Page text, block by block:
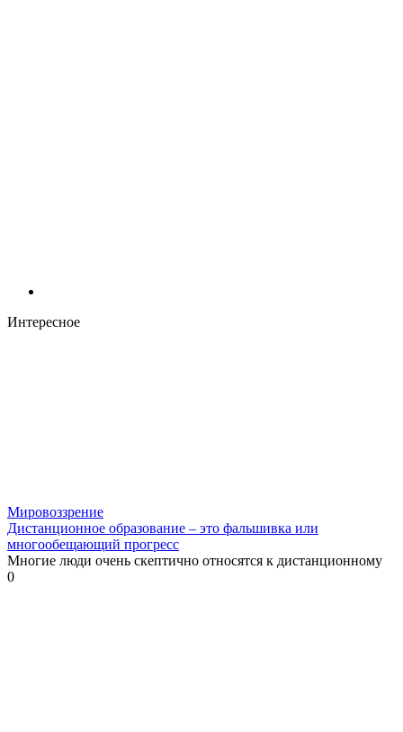
Интересное
Мировоззрение
Дистанционное образование – это фальшивка или
многообещающий прогресс
Многие люди очень скептично относятся к дистанционному
0